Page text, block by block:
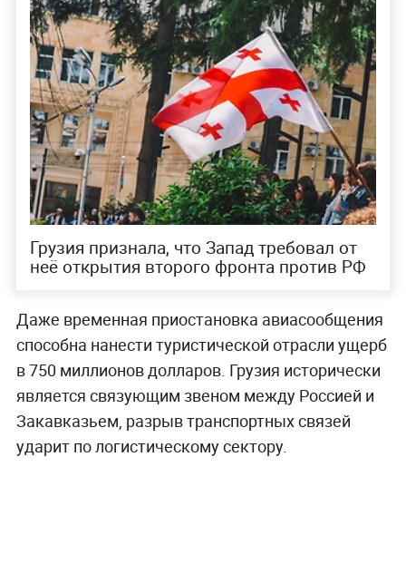
Грузия признала, что Запад требовал от
неё открытия второго фронта против РФ
Даже временная приостановка авиасообщения
способна нанести туристической отрасли ущерб
в 750 миллионов долларов. Грузия исторически
является связующим звеном между Россией и
Закавказьем, разрыв транспортных связей
ударит по логистическому сектору.